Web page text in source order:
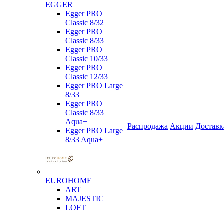
EGGER
Egger PRO
Classic 8/32
Egger PRO
Classic 8/33
Egger PRO
Classic 10/33
Egger PRO
Classic 12/33
Egger PRO Large
8/33
Egger PRO
Classic 8/33
Aqua+
Egger PRO Large
8/33 Aqua+
EUROHOME
ART
MAJESTIC
LOFT
Распродажа Акции